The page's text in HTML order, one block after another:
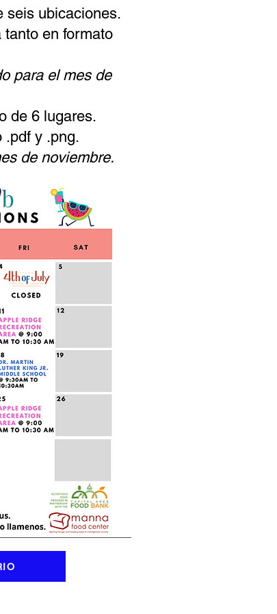
seis ubicaciones.
en formato
para el mes de
de 6 lugares.
.pdf y .png.
de noviembre.